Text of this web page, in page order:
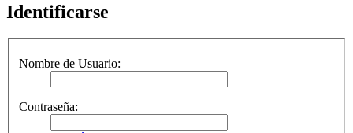
Identificarse
Nombre de Usuario:
Contraseña: